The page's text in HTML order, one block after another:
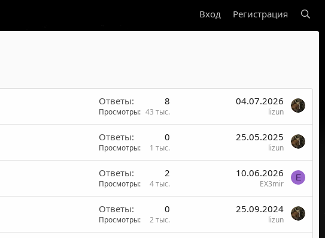
Вход Регистрация
Ответы 8
Просмотры 43 тыс.
04.07.2026
lizun
Ответы 0
Просмотры 1 тыс.
25.05.2025
lizun
Ответы 2
Просмотры 4 тыс.
10.06.2026
EX3mir
E
Ответы 0
Просмотры 2 тыс.
25.09.2024
lizun